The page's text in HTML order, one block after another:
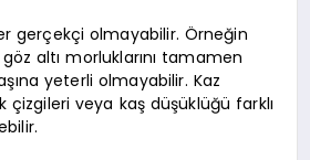
gerçekçi olmayabilir. Örneğin
altı morluklarını tamamen
yeterli olmayabilir. Kaz
çizgileri veya kaş düşüklüğü farklı